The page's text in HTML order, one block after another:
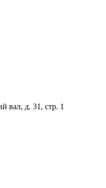
вал, д. 31, стр. 1